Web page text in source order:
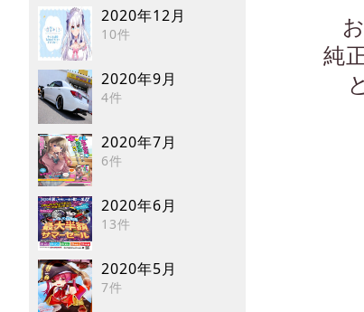
2020年12月
10件
2020年9月
4件
2020年7月
6件
2020年6月
13件
2020年5月
7件
純